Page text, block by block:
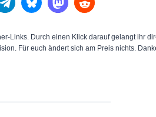
Links. Durch einen Klick darauf gelangt ihr
Für euch ändert sich am Preis nichts.